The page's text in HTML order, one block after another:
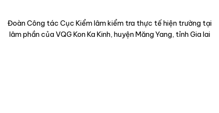
Đoàn Công tác Cục Kiểm lâm kiểm tra thực tế hiện trường tại
lâm phần của VQG Kon Ka Kinh, huyện Măng Yang, tỉnh Gia lai